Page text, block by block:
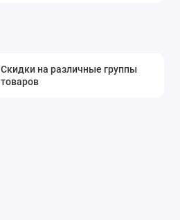
Скидки на различные группы
товаров